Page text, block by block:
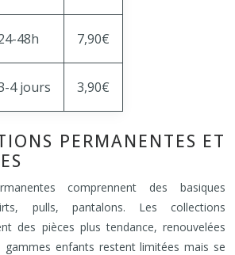
48h 7,90€
4 jours 3,90€
PERMANENTES ET
comprennent des basiques
pulls, pantalons. Les collections
des pièces plus tendance, renouvelées
gammes enfants restent limitées mais se